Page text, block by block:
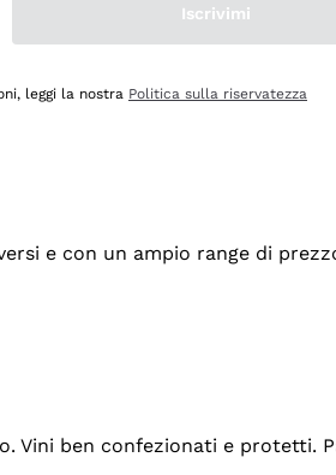
e con un ampio range di
Vini ben confezionati e protetti.
Iscrivimi
leggi la nostra Politica sulla riservatezza